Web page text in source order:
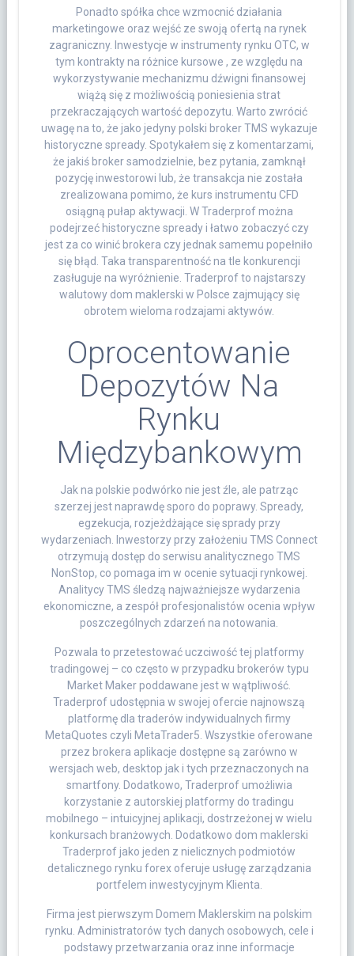
Ponadto spółka chce wzmocnić działania
marketingowe oraz wejść ze swoją ofertą na rynek
zagraniczny. Inwestycje w instrumenty rynku OTC, w
tym kontrakty na różnice kursowe , ze względu na
wykorzystywanie mechanizmu dźwigni finansowej
wiążą się z możliwością poniesienia strat
przekraczających wartość depozytu. Warto zwrócić
uwagę na to, że jako jedyny polski broker TMS wykazuje
historyczne spready. Spotykałem się z komentarzami,
że jakiś broker samodzielnie, bez pytania, zamknął
pozycję inwestorowi lub, że transakcja nie została
zrealizowana pomimo, że kurs instrumentu CFD
osiągną pułap aktywacji. W Traderprof można
podejrzeć historyczne spready i łatwo zobaczyć czy
jest za co winić brokera czy jednak samemu popełniło
się błąd. Taka transparentność na tle konkurencji
zasługuje na wyróżnienie. Traderprof to najstarszy
walutowy dom maklerski w Polsce zajmujący się
obrotem wieloma rodzajami aktywów.
Oprocentowanie
Depozytów Na
Rynku
Międzybankowym
Jak na polskie podwórko nie jest źle, ale patrząc
szerzej jest naprawdę sporo do poprawy. Spready,
egzekucja, rozjeżdżające się sprady przy
wydarzeniach. Inwestorzy przy założeniu TMS Connect
otrzymują dostęp do serwisu analitycznego TMS
NonStop, co pomaga im w ocenie sytuacji rynkowej.
Analitycy TMS śledzą najważniejsze wydarzenia
ekonomiczne, a zespół profesjonalistów ocenia wpływ
poszczególnych zdarzeń na notowania.
Pozwala to przetestować uczciwość tej platformy
tradingowej – co często w przypadku brokerów typu
Market Maker poddawane jest w wątpliwość.
Traderprof udostępnia w swojej ofercie najnowszą
platformę dla traderów indywidualnych firmy
MetaQuotes czyli MetaTrader5. Wszystkie oferowane
przez brokera aplikacje dostępne są zarówno w
wersjach web, desktop jak i tych przeznaczonych na
smartfony. Dodatkowo, Traderprof umożliwia
korzystanie z autorskiej platformy do tradingu
mobilnego – intuicyjnej aplikacji, dostrzeżonej w wielu
konkursach branżowych. Dodatkowo dom maklerski
Traderprof jako jeden z nielicznych podmiotów
detalicznego rynku forex oferuje usługę zarządzania
portfelem inwestycyjnym Klienta.
Firma jest pierwszym Domem Maklerskim na polskim
rynku. Administratorów tych danych osobowych, cele i
podstawy przetwarzania oraz inne informacje